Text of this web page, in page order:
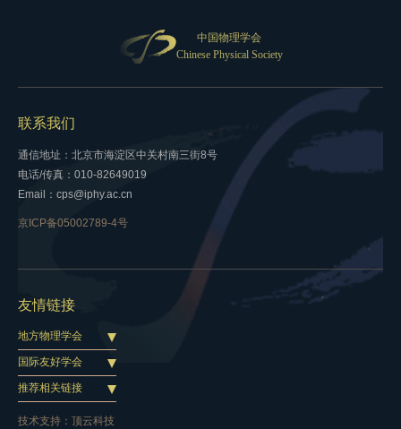
中国物理学会
Chinese Physical Society
联系我们
通信地址：北京市海淀区中关村南三街8号
电话/传真：010-82649019
Email：cps@iphy.ac.cn
京ICP备05002789-4号
友情链接
地方物理学会
国际友好学会
推荐相关链接
技术支持： 顶云科技